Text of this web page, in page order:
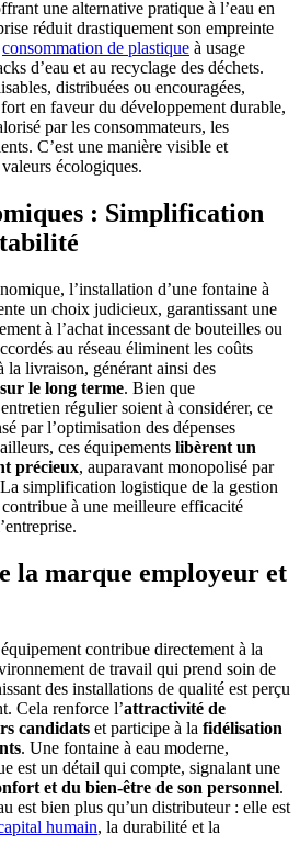
une alternative pratique à l’eau en
réduit drastiquement son empreinte
consommation de plastique à usage
d’eau et au recyclage des déchets.
distribuées ou encouragées,
en faveur du développement durable,
par les consommateurs, les
C’est une manière visible et
écologiques.
: Simplification
l’installation d’une fontaine à
un choix judicieux, garantissant une
à l’achat incessant de bouteilles ou
au réseau éliminent les coûts
la livraison, générant ainsi des
le long terme. Bien que
régulier soient à considérer, ce
par l’optimisation des dépenses
ces équipements libèrent un
précieux, auparavant monopolisé par
simplification logistique de la gestion
à une meilleure efficacité
la marque employeur et
contribue directement à la
de travail qui prend soin de
des installations de qualité est perçu
Cela renforce l’attractivité de
candidats et participe à la fidélisation
. Une fontaine à eau moderne,
est un détail qui compte, signalant une
et du bien-être de son personnel.
est bien plus qu’un distributeur : elle est
humain, la durabilité et la